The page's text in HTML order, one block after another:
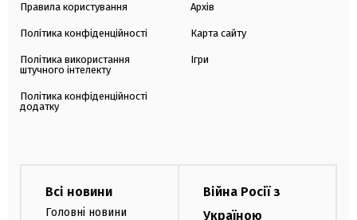
Правила користування
Політика конфіденційності
Політика використання
штучного інтелекту
Політика конфіденційності
додатку
Архів
Карта сайту
Ігри
Всі новини
Головні новини
Війна Росії з
Україною